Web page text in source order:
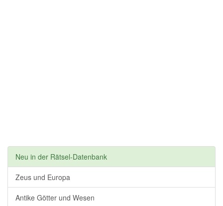
Neu in der Rätsel-Datenbank
Zeus und Europa
Antike Götter und Wesen